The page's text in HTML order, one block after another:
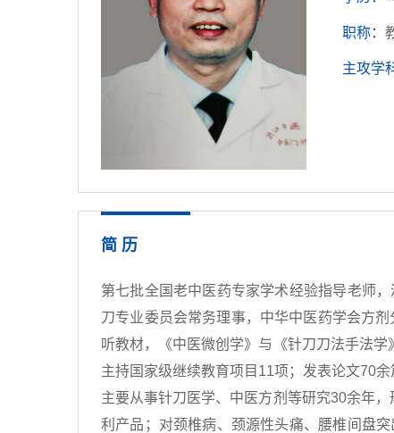
职称：
主攻学
简 历
第七批全国老中医药专家学术经验指导老师
刀专业委员会常务理事，中华中医药学会方
听教材，《中医微创学》与《针刀刀法手法
主持国家级继续教育项目11项；发表论文70
主要从事针刀医学、中医方剂等研究30余年
利产品；对颈椎病、颈源性头痛、腰椎间盘